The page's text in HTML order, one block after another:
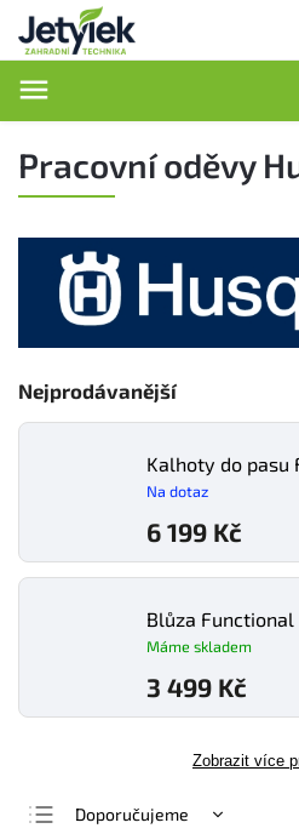
Pracovní oděvy
Nejprodávanější
Kalhoty do pasu
Na dotaz
6 199 Kč
Blůza Functional
Máme skladem
3 499 Kč
Zobrazit více
Doporučujeme